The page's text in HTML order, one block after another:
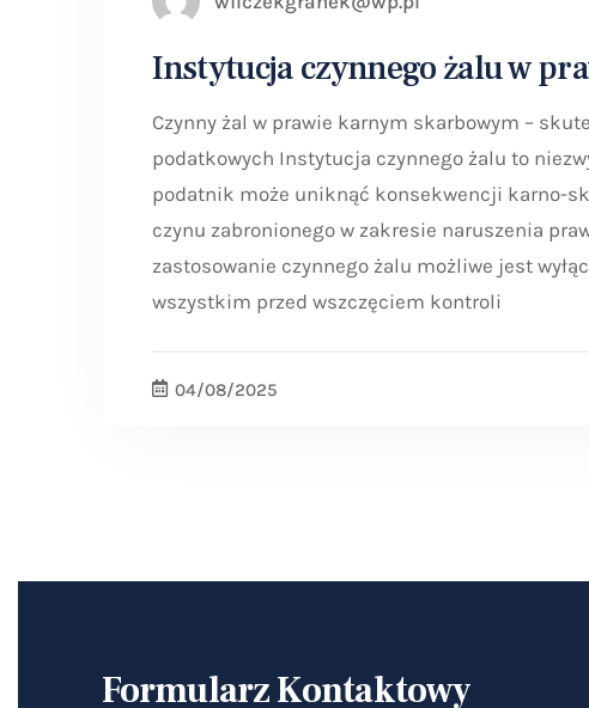
Instytucja czynnego żalu w
Czynny żal w prawie karnym skarbowym –
podatkowych Instytucja czynnego żalu to
podatnik może uniknąć konsekwencji karno-
czynu zabronionego w zakresie naruszenia
zastosowanie czynnego żalu możliwe jest
wszystkim przed wszczęciem kontroli
04/08/2025
Formularz Kontaktowy